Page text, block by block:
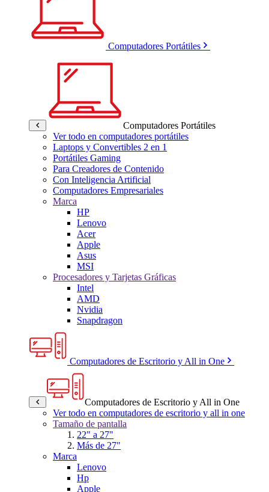
Computadores Portátiles
Computadores Portátiles
Ver todo en computadores portátiles
Laptops y Convertibles 2 en 1
Portátiles Gaming
Para Creadores de Contenido
Con Inteligencia Artificial
Computadores Empresariales
Marca
HP
Lenovo
Acer
Apple
Asus
MSI
Procesadores y Tarjetas Gráficas
Intel
AMD
Nvidia
Snapdragon
Computadores de Escritorio y All in One
Computadores de Escritorio y All in One
Ver todo en computadores de escritorio y all in one
Tamaño de pantalla
22" a 27"
Más de 27"
Marca
Lenovo
Hp
Apple